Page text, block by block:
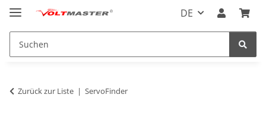
DE
Zurück zur Liste ServoFinder